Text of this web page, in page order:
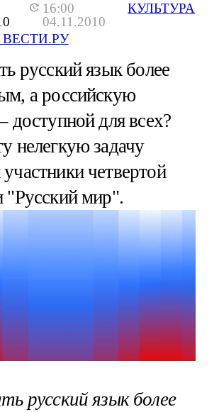
16:00
04.11.2010
КУЛЬТУРА
русский язык более
а российскую
доступной для всех?
нелегкую задачу
четвертой
"Русский мир".
русский язык более